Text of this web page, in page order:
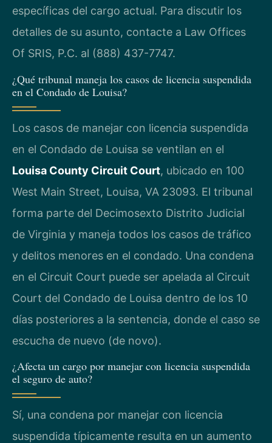
específicas del cargo actual. Para discutir los
detalles de su asunto, contacte a Law Offices
Of SRIS, P.C. al (888) 437-7747.
¿Qué tribunal maneja los casos de licencia suspendida
en el Condado de Louisa?
Los casos de manejar con licencia suspendida
en el Condado de Louisa se ventilan en el
Louisa County Circuit Court, ubicado en 100
West Main Street, Louisa, VA 23093. El tribunal
forma parte del Decimosexto Distrito Judicial
de Virginia y maneja todos los casos de tráfico
y delitos menores en el condado. Una condena
en el Circuit Court puede ser apelada al Circuit
Court del Condado de Louisa dentro de los 10
días posteriores a la sentencia, donde el caso se
escucha de nuevo (de novo).
¿Afecta un cargo por manejar con licencia suspendida
el seguro de auto?
Sí, una condena por manejar con licencia
suspendida típicamente resulta en un aumento